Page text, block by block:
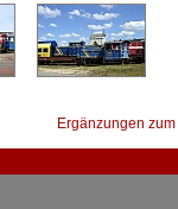
Ergänzungen